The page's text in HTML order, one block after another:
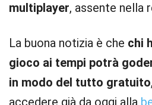
multiplayer, assente nella
La buona notizia è che chi
gioco ai tempi potrà
in modo del tutto gratuito
accedere già da oggi alla